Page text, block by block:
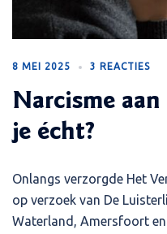
8 MEI 2025 3 REACTIES
Narcisme
je écht?
Onlangs verzorgde Het
op verzoek van De
Waterland, Amersfoort